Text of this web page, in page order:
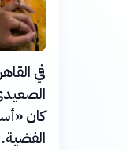
في
كان
الفضية.